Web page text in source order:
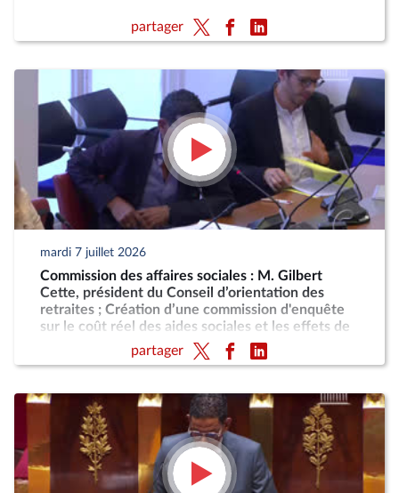
partager
mardi 7 juillet 2026
Commission des affaires sociales : M. Gilbert
Cette, président du Conseil d’orientation des
retraites ; Création d’une commission d'enquête
sur le coût réel des aides sociales et les effets de
désincitation au travail engendrés par leur cumul
partager